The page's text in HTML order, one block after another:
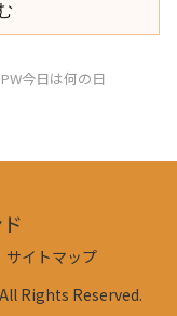
今日は何の日
サイトマップ
Rights Reserved.